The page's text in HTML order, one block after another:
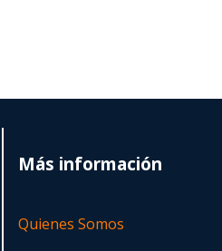
Más información
Quienes Somos